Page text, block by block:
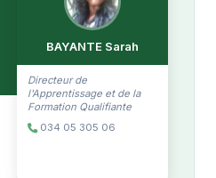
BAYANTE Sarah
Directeur de
l'Apprentissage et de la
Formation Qualifiante
034 05 305 06